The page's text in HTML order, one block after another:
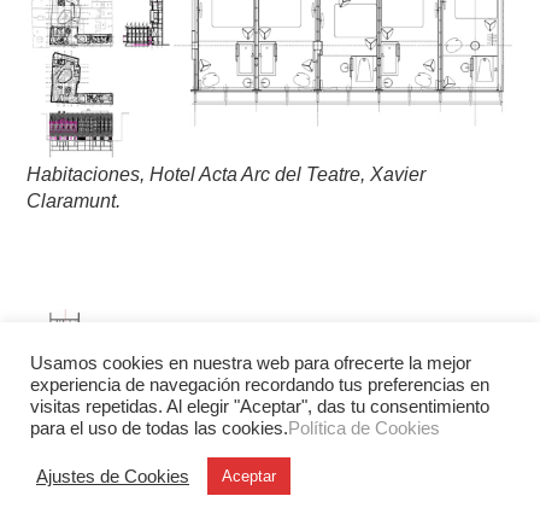
Habitaciones, Hotel Acta Arc del Teatre, Xavier
Claramunt.
Usamos cookies en nuestra web para ofrecerte la mejor
experiencia de navegación recordando tus preferencias en
visitas repetidas. Al elegir "Aceptar", das tu consentimiento
para el uso de todas las cookies.Política de Cookies
Ajustes de Cookies Aceptar